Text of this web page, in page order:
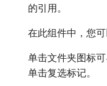
的引用。
在此组件中，您
单击文件夹图标
单击复选标记。